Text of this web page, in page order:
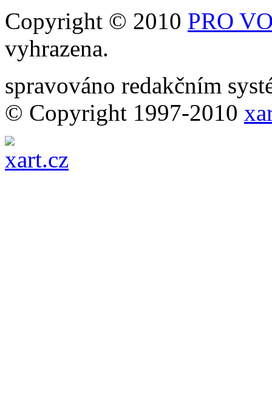
Copyright © 2010 PRO
vyhrazena.
spravováno redakčním
© Copyright 1997-2010